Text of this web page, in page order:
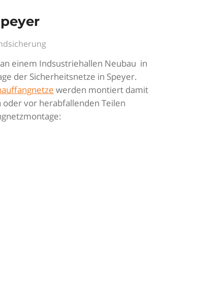
einem Indsustriehallen Neubau in
der Sicherheitsnetze in Speyer.
werden montiert damit
vor herabfallenden Teilen